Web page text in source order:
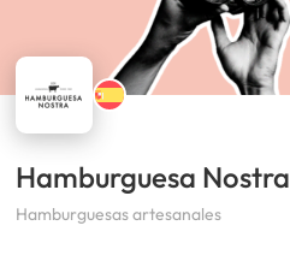
Hamburguesa Nostra
Hamburguesas artesanales